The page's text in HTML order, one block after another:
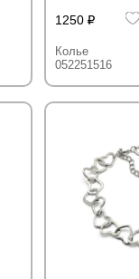
1250
Колье
052251516